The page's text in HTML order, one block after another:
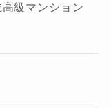
級マンション